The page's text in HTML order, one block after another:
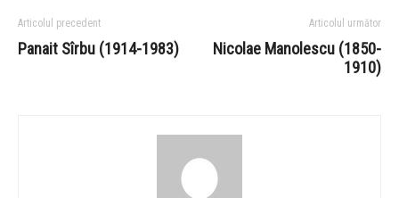
Articolul precedent
Panait Sîrbu (1914-1983)
Articolul următor
Nicolae Manolescu (1850-
1910)